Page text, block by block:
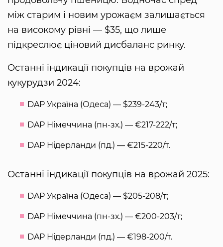
між старим і новим урожаєм залишається
на високому рівні — $35, що лише
підкреслює ціновий дисбаланс ринку.
Останні індикації покупців на врожай
кукурудзи 2024:
DAP Україна (Одеса) — $239-243/т;
DAP Німеччина (пн-зх.) — €217-222/т;
DAP Нідерланди (пд.) — €215-220/т.
Останні індикації покупців на врожай 2025:
DAP Україна (Одеса) — $205-208/т;
DAP Німеччина (пн-зх.) — €200-203/т;
DAP Нідерланди (пд.) — €198-200/т.